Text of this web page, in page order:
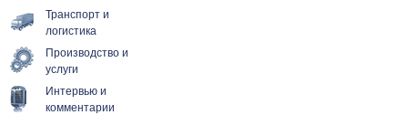
Транспорт и
логистика
Производство и
услуги
Интервью и
комментарии